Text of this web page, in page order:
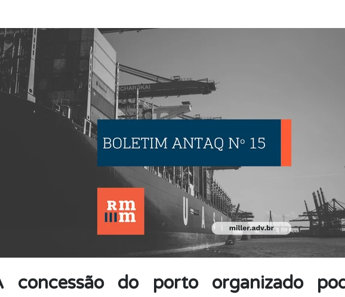
concessão do porto organizado